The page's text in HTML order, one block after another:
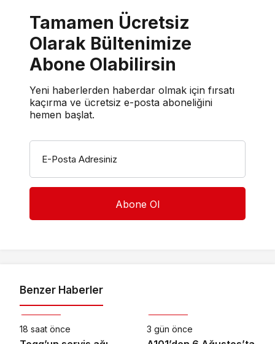
Tamamen Ücretsiz
Olarak Bültenimize
Abone Olabilirsin
Yeni haberlerden haberdar olmak için fırsatı
kaçırma ve ücretsiz e-posta aboneliğini
hemen başlat.
E-Posta Adresiniz
Benzer Haberler
Otomotiv
18 saat önce 3 gün önce